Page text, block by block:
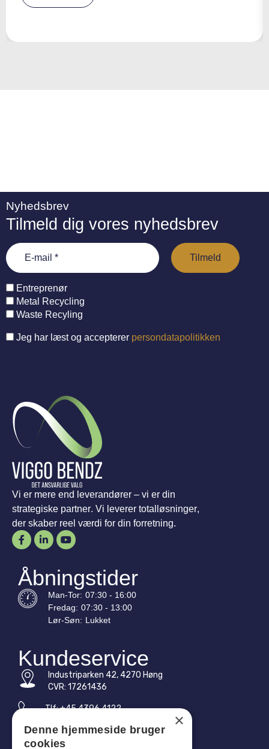
Nyhedsbrev
Tilmeld dig vores nyhedsbrev
Entreprenør
Metal Recycling
Waste Recyling
Jeg har læst og accepterer persondatapolitikken
Vi er mere end leverandører – vi er din
strategiske partner. Vi leverer totalløsninger,
der skaber reel værdi for din forretning.
Åbningstider
Man-Tor: 07:30 - 16:00
Fredag: 07:30 - 13:00
Lør-Søn: Lukket
Kundeservice
Industriparken 42, 4270 Høng
CVR: 17261436
Tlf: +45 4396 4122
E-mail: vb@viggobendz.dk
×
Denne hjemmeside bruger
cookies